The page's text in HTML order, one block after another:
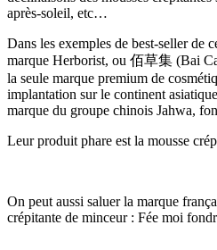
après-soleil, etc…
Dans les exemples de best-seller de
marque Herborist, ou 佰草集 (Bai
la seule marque premium de
implantation sur le continent
marque du groupe chinois Jahwa,
Leur produit phare est la mousse
On peut aussi saluer la marque
crépitante de minceur : Fée moi